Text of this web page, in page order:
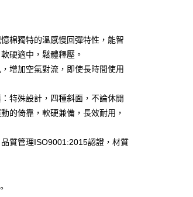
21家銀行
第一商業銀行
彰化商業銀行
台中商業銀行
華泰商業銀行
永豐商業銀行
第一商業銀行
台北富邦商業銀行
台中商業銀行
遠東國際商業銀行
棉獨特的溫感慢回彈特性，能智
硬適中，鬆體釋壓。
增加空氣對流，即使長時間使用
特殊設計，四種斜面，不論休閒
的倚靠，軟硬兼備，長效耐用，
質管理ISO9001:2015認證，材質